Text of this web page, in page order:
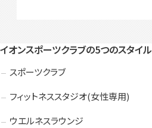
イオンスポーツクラブの5つのスタイル
スポーツクラブ
フィットネススタジオ(女性専用)
ウエルネスラウンジ